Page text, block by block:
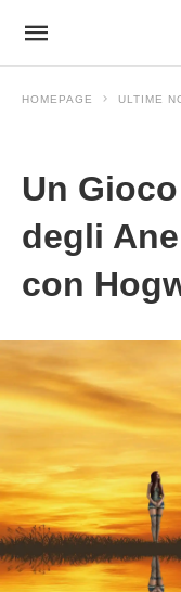
HOMEPAGE ULTIME
Un
degli
con